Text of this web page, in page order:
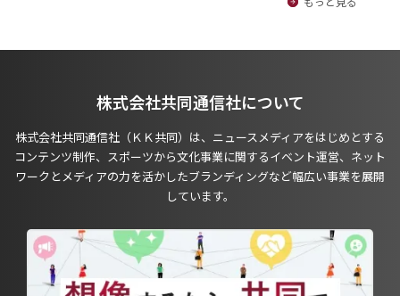
株式会社共同通信社について
株式会社共同通信社（ＫＫ共同）は、ニュースメディアをはじめとする
コンテンツ制作、スポーツから文化事業に関するイベント運営、ネット
ワークとメディアの力を活かしたブランディングなど幅広い事業を展開
しています。